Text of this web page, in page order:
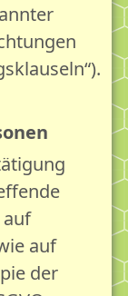
auf
der